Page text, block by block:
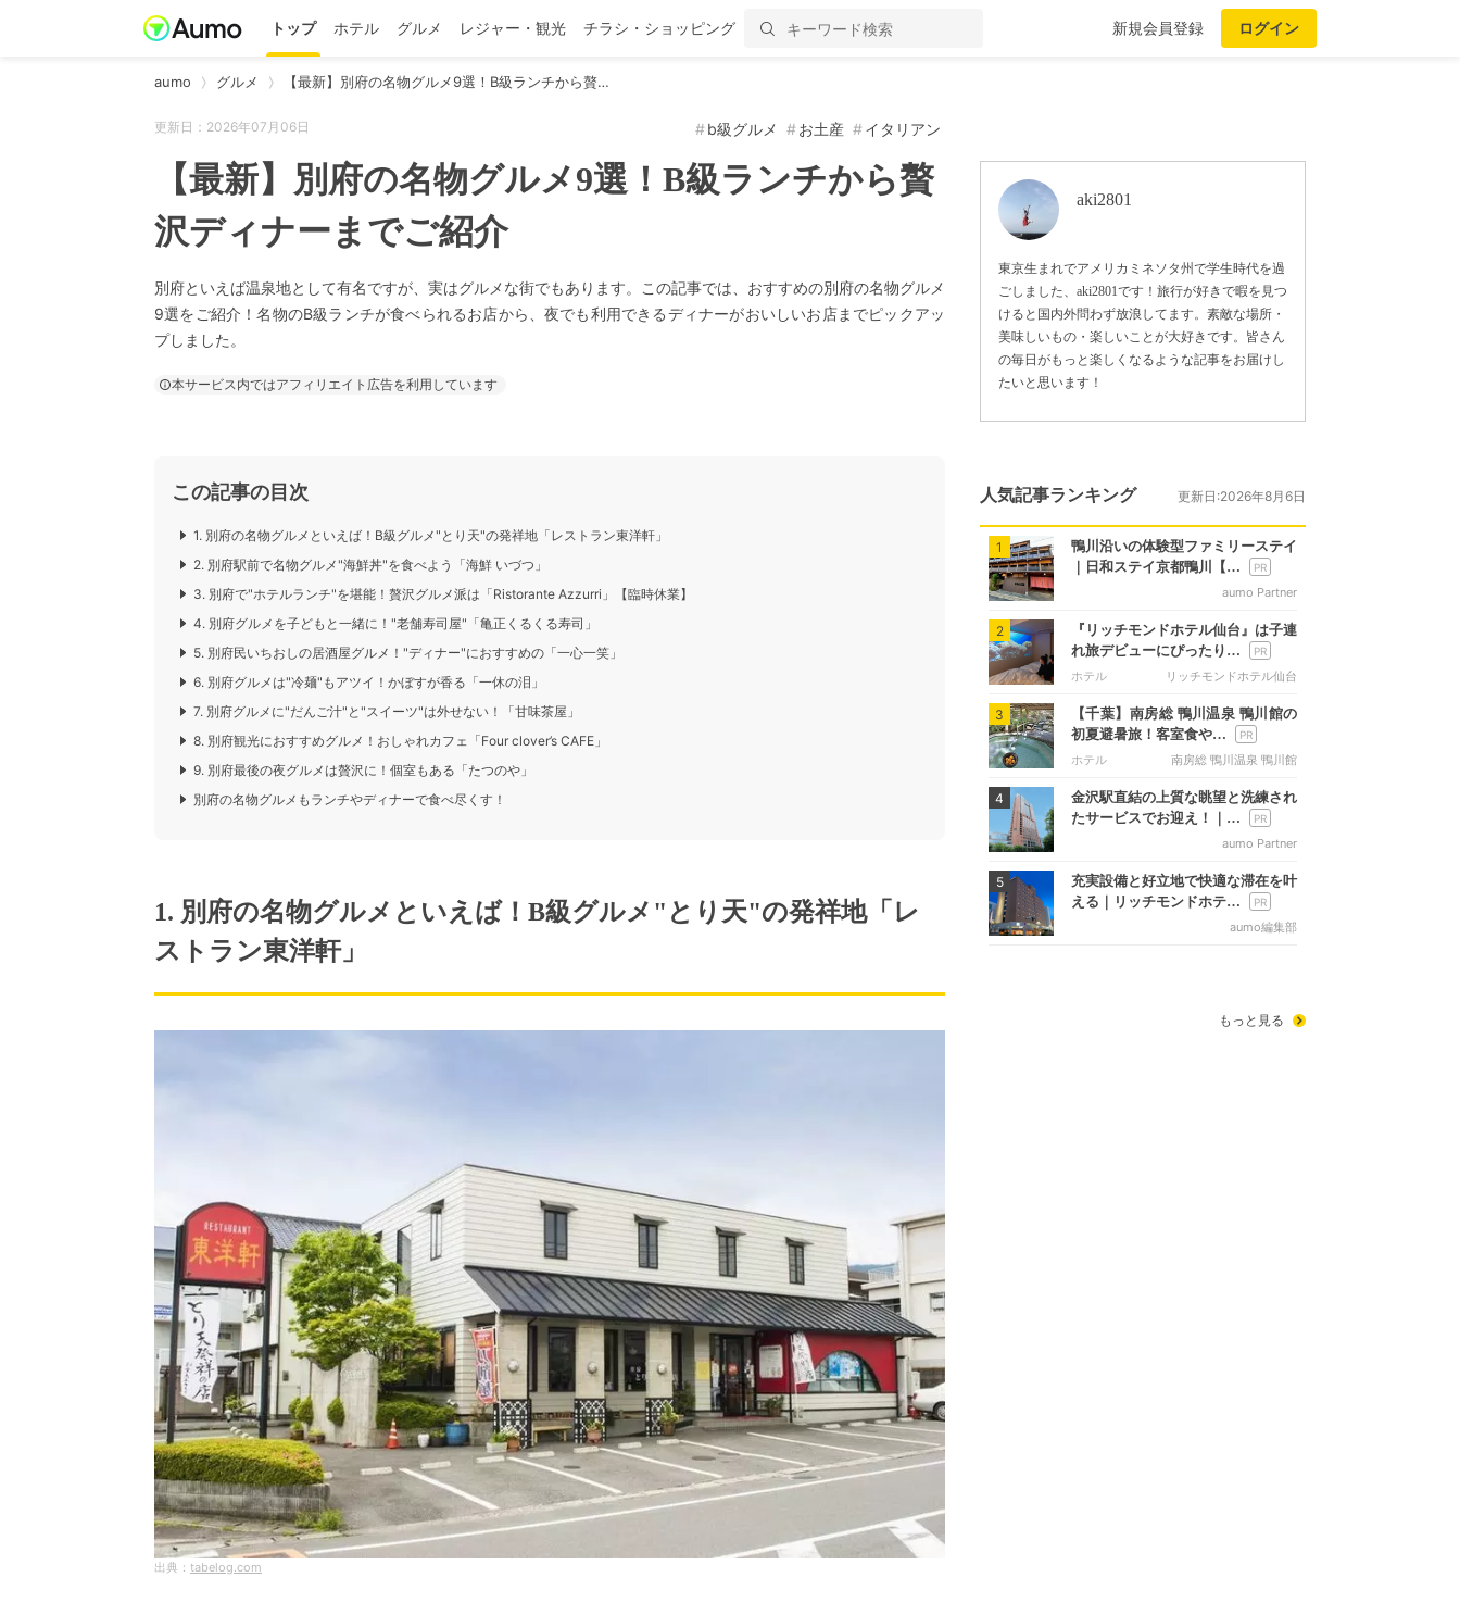
トップ ホテル グルメ レジャー・観光 チラシ・ショッピング 新規会員登録 ログイン
aumo グルメ 【最新】別府の名物グルメ9選！B級ランチから贅…
更新日：2026年07月06日 b級グルメ お土産 イタリアン
【最新】別府の名物グルメ9選！B級ランチから贅
沢ディナーまでご紹介
別府といえば温泉地として有名ですが、実はグルメな街でもあります。この記事では、おすすめの別府の名物グルメ
9選をご紹介！名物のB級ランチが食べられるお店から、夜でも利用できるディナーがおいしいお店までピックアッ
プしました。
本サービス内ではアフィリエイト広告を利用しています
この記事の目次
1. 別府の名物グルメといえば！B級グルメ"とり天"の発祥地「レストラン東洋軒」
2. 別府駅前で名物グルメ"海鮮丼"を食べよう「海鮮 いづつ」
3. 別府で"ホテルランチ"を堪能！贅沢グルメ派は「Ristorante Azzurri」【臨時休業】
4. 別府グルメを子どもと一緒に！"老舗寿司屋"「亀正くるくる寿司」
5. 別府民いちおしの居酒屋グルメ！"ディナー"におすすめの「一心一笑」
6. 別府グルメは"冷麺"もアツイ！かぼすが香る「一休の泪」
7. 別府グルメに"だんご汁"と"スイーツ"は外せない！「甘味茶屋」
8. 別府観光におすすめグルメ！おしゃれカフェ「Four clover’s CAFE」
9. 別府最後の夜グルメは贅沢に！個室もある「たつのや」
別府の名物グルメもランチやディナーで食べ尽くす！
1. 別府の名物グルメといえば！B級グルメ"とり天"の発祥地「レ
ストラン東洋軒」
tabelog.com
aki2801
東京生まれでアメリカミネソタ州で学生時代を過
ごしました、aki2801です！旅行が好きで暇を見つ
けると国内外問わず放浪してます。素敵な場所・
美味しいもの・楽しいことが大好きです。皆さん
の毎日がもっと楽しくなるような記事をお届けし
たいと思います！
人気記事ランキング 更新日:2026年8月6日
1
鴨川沿いの体験型ファミリーステイ
｜日和ステイ京都鴨川【…
aumo Partner
2
『リッチモンドホテル仙台』は子連
れ旅デビューにぴったり…
ホテル リッチモンドホテル仙台
3
【千葉】南房総 鴨川温泉 鴨川館の
初夏避暑旅！客室食や…
ホテル 南房総 鴨川温泉 鴨川館
4
金沢駅直結の上質な眺望と洗練され
たサービスでお迎え！｜…
aumo Partner
5
充実設備と好立地で快適な滞在を叶
える｜リッチモンドホテ…
aumo編集部
もっと見る